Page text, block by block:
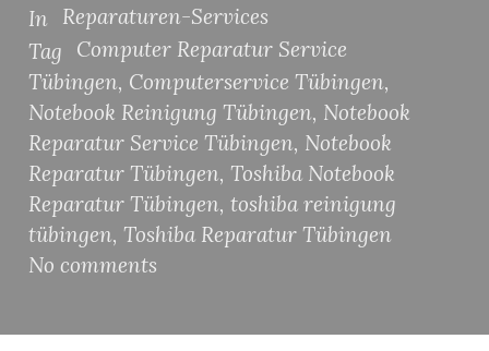
In
Reparaturen-Services
Tag
Computer Reparatur Service
Tübingen, Computerservice Tübingen,
Notebook Reinigung Tübingen, Notebook
Reparatur Service Tübingen, Notebook
Reparatur Tübingen, Toshiba Notebook
Reparatur Tübingen, toshiba reinigung
tübingen, Toshiba Reparatur Tübingen
No comments